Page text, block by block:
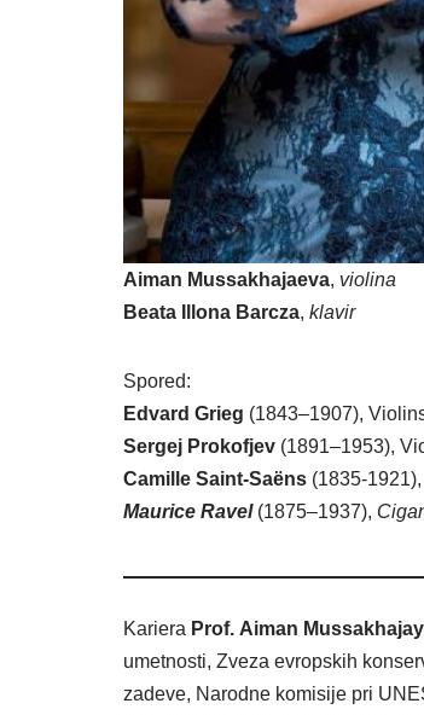
Aiman Mussakhajaeva, violina
Beata Illona Barcza, klavir
Spored:
Edvard Grieg (1843–1907),
Sergej Prokofjev (1891–1953),
Camille Saint-Saëns (1835-
Maurice Ravel(1875–1937),
Kariera Prof. Aiman
umetnosti, Zveza evropskih
zadeve, Narodne komisije pri